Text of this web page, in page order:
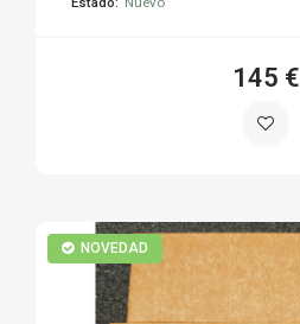
145 €
NOVEDAD